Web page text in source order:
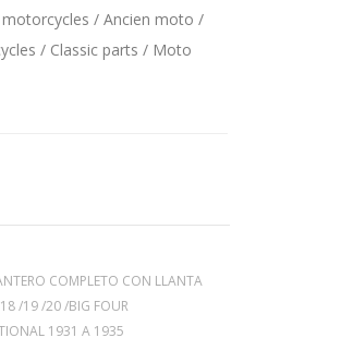
/ Ancien moto /
/ Classic parts / Moto
COMPLETO CON LLANTA
/19 /20 /BIG FOUR
1931 A 1935